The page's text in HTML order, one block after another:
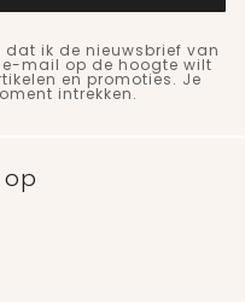
ik de nieuwsbrief van
e-mail op de hoogte wilt
en promoties. Je
intrekken.